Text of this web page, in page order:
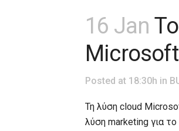
16 Jan
Posted at 18:30h in
Τη λύση cloud
λύση marketing για